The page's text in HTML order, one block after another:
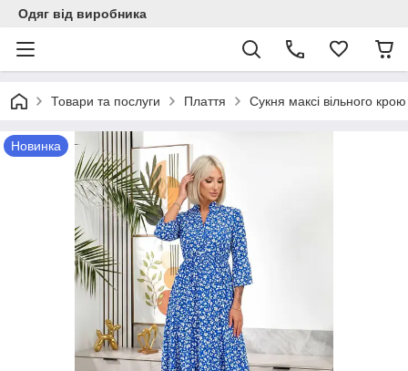
Одяг від виробника
Товари та послуги Плаття Сукня максi вiльного
Новинка